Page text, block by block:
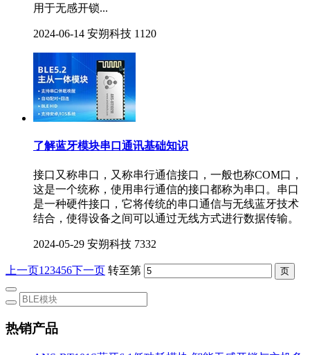
用于无感开锁...
2024-06-14 安朔科技 1120
了解蓝牙模块串口通讯基础知识
接口又称串口，又称串行通信接口，一般也称COM口，
这是一个统称，使用串行通信的接口都称为串口。串口
是一种硬件接口，它将传统的串口通信与无线蓝牙技术
结合，使得设备之间可以通过无线方式进行数据传输。
2024-05-29 安朔科技 7332
上一页1 23456下一页 转至第
热销产品